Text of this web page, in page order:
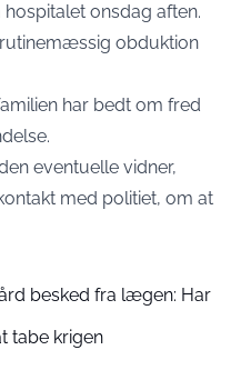
onsdag aften.
obduktion
har bedt om fred
eventuelle vidner,
med politiet, om at
besked fra lægen: Har
tabe krigen